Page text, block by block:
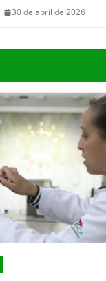
30 de abril de 2026